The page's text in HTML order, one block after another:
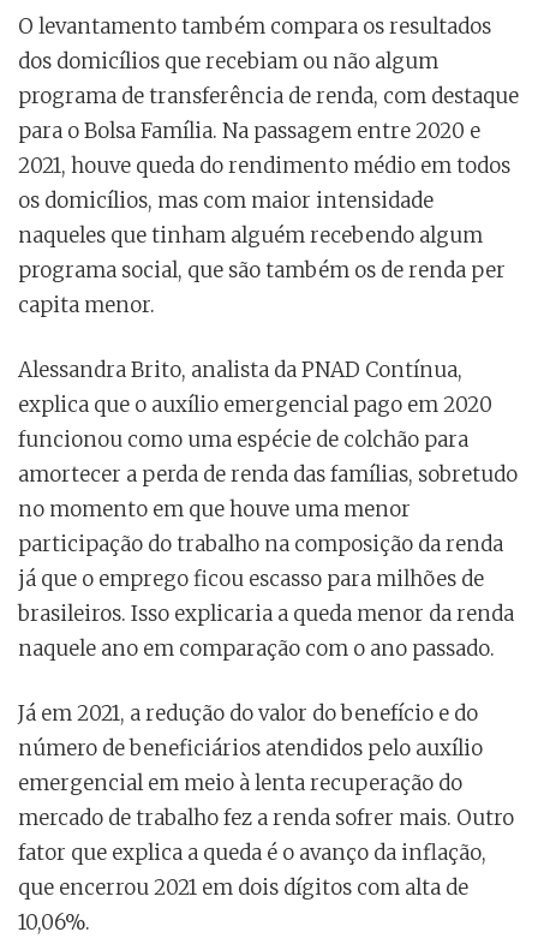
O levantamento também compara os resultados
dos domicílios que recebiam ou não algum
programa de transferência de renda, com destaque
para o Bolsa Família. Na passagem entre 2020 e
2021, houve queda do rendimento médio em todos
os domicílios, mas com maior intensidade
naqueles que tinham alguém recebendo algum
programa social, que são também os de renda per
capita menor.
Alessandra Brito, analista da PNAD Contínua,
explica que o auxílio emergencial pago em 2020
funcionou como uma espécie de colchão para
amortecer a perda de renda das famílias, sobretudo
no momento em que houve uma menor
participação do trabalho na composição da renda
já que o emprego ficou escasso para milhões de
brasileiros. Isso explicaria a queda menor da renda
naquele ano em comparação com o ano passado.
Já em 2021, a redução do valor do benefício e do
número de beneficiários atendidos pelo auxílio
emergencial em meio à lenta recuperação do
mercado de trabalho fez a renda sofrer mais. Outro
fator que explica a queda é o avanço da inflação,
que encerrou 2021 em dois dígitos com alta de
10,06%.